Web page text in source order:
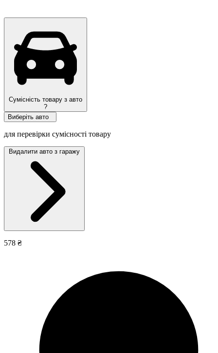
Сумісність товару з авто
?
Виберіть авто
для перевірки сумісності товару
Видалити авто з гаражу
578 ₴